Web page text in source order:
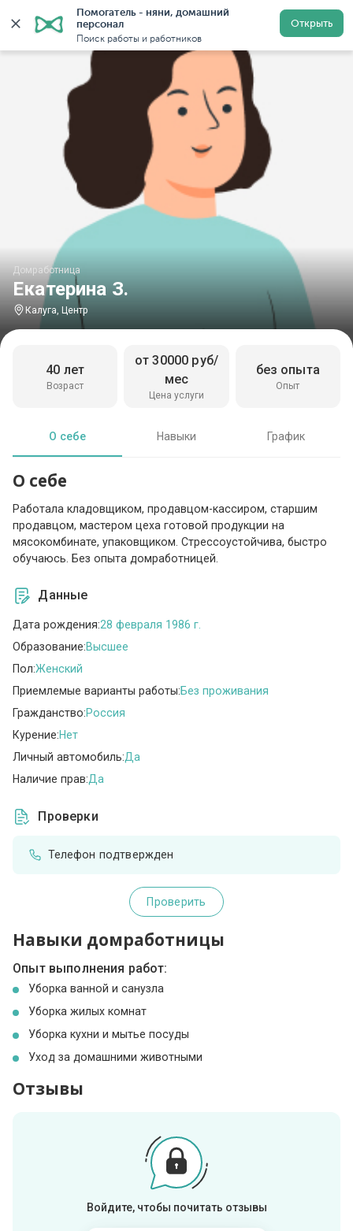
Помогатель - няни, домашний
персонал
Поиск работы и работников
Открыть
Главная Домработницы Домработницы в Калуге
Екатерина З.
Домработница
Калуга, Центр
Возраст
40 лет
Цена услуги
от 30000 руб/
мес
Опыт
без опыта
О себе Навыки График
О себе
Работала кладовщиком, продавцом-кассиром, старшим
продавцом, мастером цеха готовой продукции на
мясокомбинате, упаковщиком. Стрессоустойчива, быстро
обучаюсь. Без опыта домработницей.
Данные
Дата рождения:28 февраля 1986 г.
Образование:Высшее
Пол:Женский
Приемлемые варианты работы:Без проживания
Гражданство:Россия
Курение:Нет
Личный автомобиль:Да
Наличие прав:Да
Проверки
Телефон подтвержден
Проверить
Навыки домработницы
Опыт выполнения работ:
Уборка ванной и санузла
Уборка жилых комнат
Уборка кухни и мытье посуды
Уход за домашними животными
Отзывы
Войдите, чтобы почитать отзывы